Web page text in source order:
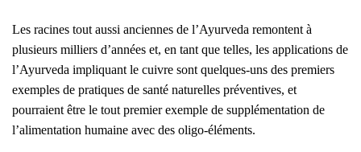
Les racines tout aussi anciennes de l’Ayurveda remontent à
plusieurs milliers d’années et, en tant que telles, les applications de
l’Ayurveda impliquant le cuivre sont quelques-uns des premiers
exemples de pratiques de santé naturelles préventives, et
pourraient être le tout premier exemple de supplémentation de
l’alimentation humaine avec des oligo-éléments.